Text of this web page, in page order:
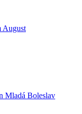
August
Mladá Boleslav